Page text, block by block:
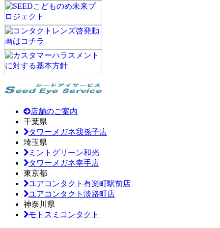
店舗のご案内
千葉県
タワーメガネ我孫子店
埼玉県
ミントグリーン和光
タワーメガネ幸手店
東京都
ユアコンタクト有楽町駅前店
ユアコンタクト淡路町店
神奈川県
モトスミコンタクト